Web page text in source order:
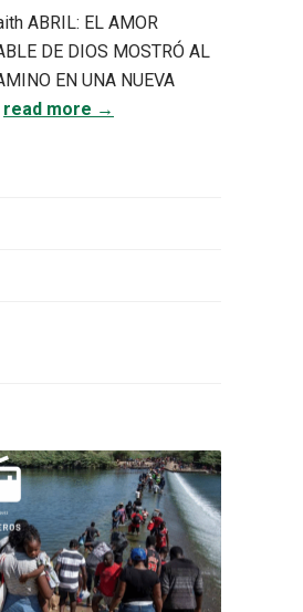
ABRIL: EL AMOR
DE DIOS MOSTRÓ AL
EN UNA NUEVA
read more →